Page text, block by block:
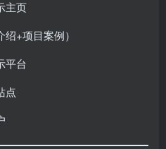
主页
+项目案例）
平台
点